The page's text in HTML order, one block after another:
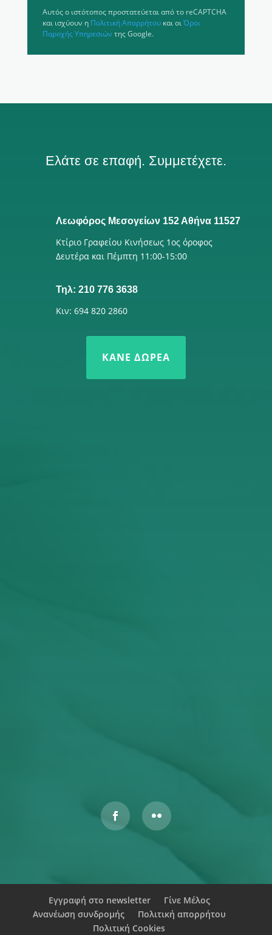
Αυτός ο ιστότοπος προστατεύεται από το reCAPTCHA
και ισχύουν η Πολιτική Απορρήτουκαι οιΌροι
Παροχής Υπηρεσιών της Google.
Ελάτε σε επαφή. Συμμετέχετε.
Λεωφόρος Μεσογείων 152 Αθήνα 11527
Κτίριο Γραφείου Κινήσεως 1ος όροφος
Δευτέρα και Πέμπτη 11:00-15:00
Τηλ: 210 776 3638
Κιν: 694 820 2860
ΚΆΝΕ ΔΩΡΕΆ
Εγγραφή στο newsletter
Γίνε Μέλος
Ανανέωση συνδρομής
Πολιτική απορρήτου
Πολιτική Cookies